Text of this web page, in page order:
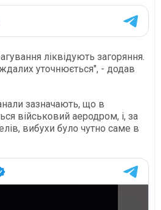
ліквідують загоряння.
уточнюється", - додав
зазначають, що в
військовий аеродром, і, за
вибухи було чутно саме в